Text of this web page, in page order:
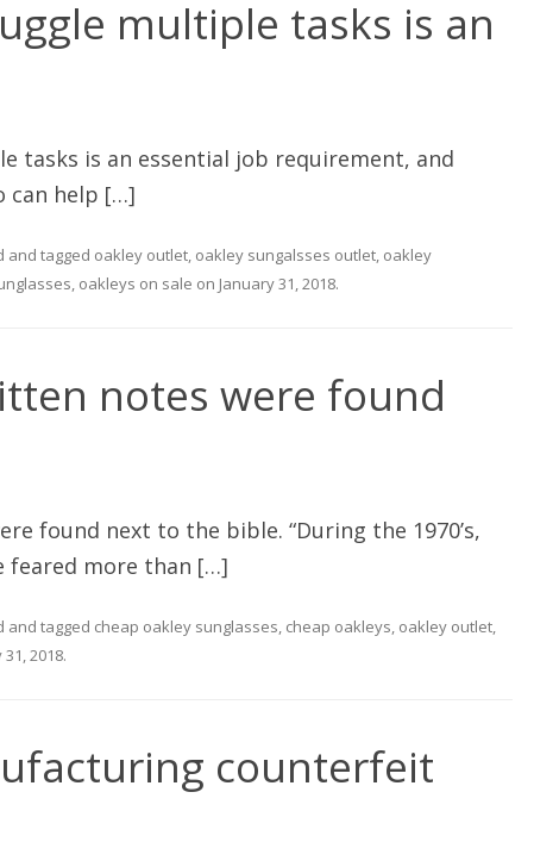
multiple tasks is an
tasks is an essential job requirement, and
can help […]
and tagged oakley outlet, oakley sungalsses outlet, oakley
, oakleys on sale on January 31, 2018.
notes were found
found next to the bible. “During the 1970’s,
feared more than […]
and tagged cheap oakley sunglasses, cheap oakleys, oakley outlet,
31, 2018.
counterfeit